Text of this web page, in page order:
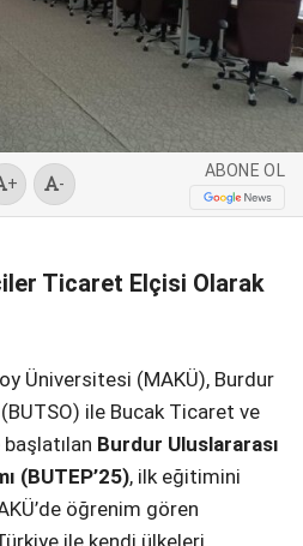
Hattı
Facebook
Instagram
+ -
ABONE OL
Ticaret Elçisi Olarak
Üniversitesi (MAKÜ), Burdur
ile Bucak Ticaret ve
Burdur Uluslararası
(BUTEP’25), ilk eğitimini
öğrenim gören
ile kendi ülkeleri